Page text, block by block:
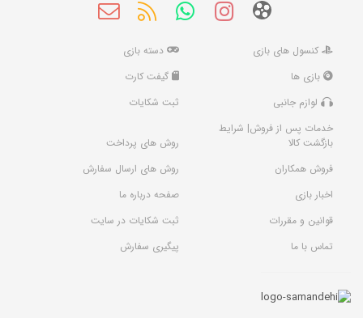
کنسول های بازی
دسته بازی
بازی ها
گیفت کارت
لوازم جانبی
ثبت شکایات
خدمات پس از فروش| شرایط
بازگشت کالا
روش های پرداخت
فروش همکاران
روش های ارسال سفارش
اخبار بازی
صفحه درباره ما
قوانین و مقررات
ثبت شکایات در سایت
تماس با ما
پیگیری سفارش